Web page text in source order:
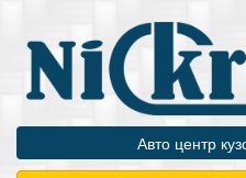
Авто центр